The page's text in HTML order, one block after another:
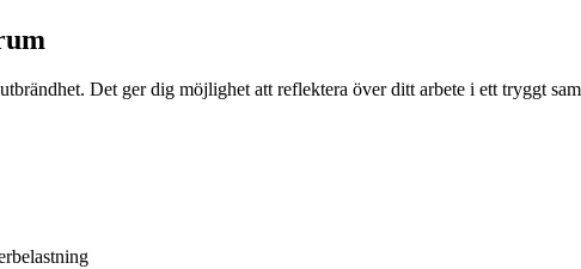
Det ger dig möjlighet att reflektera över ditt arbete i ett tryggt